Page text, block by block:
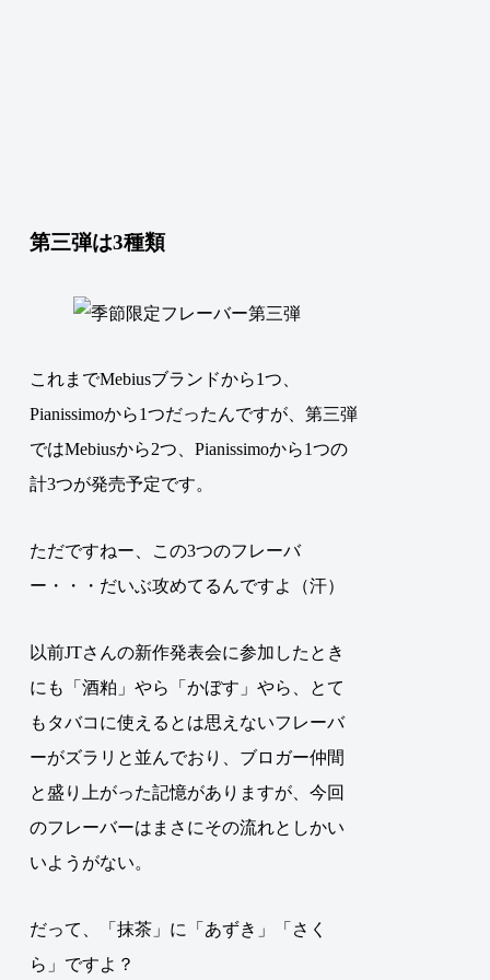
第三弾は3種類
これまでMebiusブランドから1つ、
Pianissimoから1つだったんですが、第三弾
ではMebiusから2つ、Pianissimoから1つの
計3つが発売予定です。
ただですねー、この3つのフレーバ
ー・・・だいぶ攻めてるんですよ（汗）
以前JTさんの新作発表会に参加したとき
にも「酒粕」やら「かぼす」やら、とて
もタバコに使えるとは思えないフレーバ
ーがズラリと並んでおり、ブロガー仲間
と盛り上がった記憶がありますが、今回
のフレーバーはまさにその流れとしかい
いようがない。
だって、「抹茶」に「あずき」「さく
ら」ですよ？